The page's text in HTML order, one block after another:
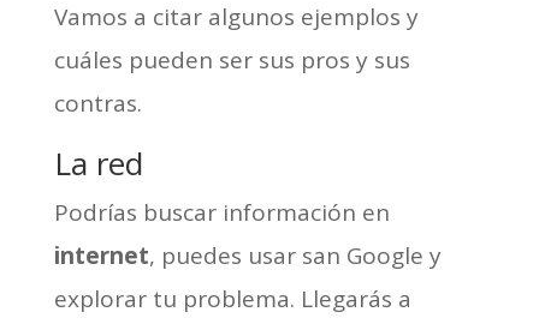
Vamos a citar algunos ejemplos y
cuáles pueden ser sus pros y sus
contras.
La red
Podrías buscar información en
internet, puedes usar san Google y
explorar tu problema. Llegarás a